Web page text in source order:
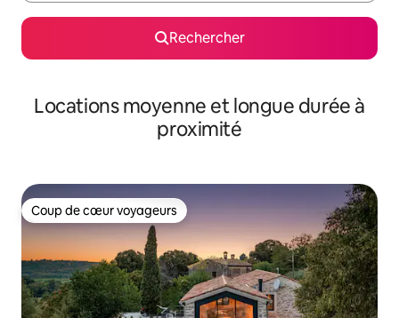
Rechercher
Locations moyenne et longue durée à
proximité
Coup de cœur voyageurs
Coup de cœur voyageurs